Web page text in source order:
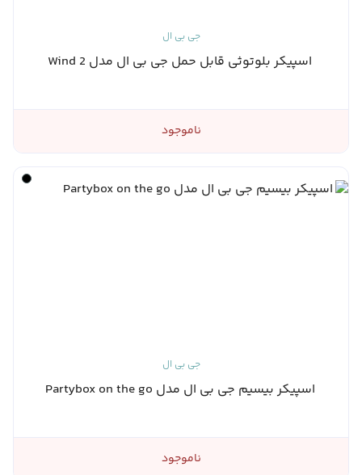
جی بی ال
اسپیکر بلوتوثی قابل حمل جی بی ال مدل Wind 2
ناموجود
جی بی ال
اسپیکر بیسیم جی بی ال مدل Partybox on the go
ناموجود